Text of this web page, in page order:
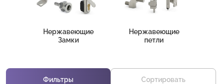
Нержавеющие
Замки
Нержавеющие
петли
Фильтры Сортировать